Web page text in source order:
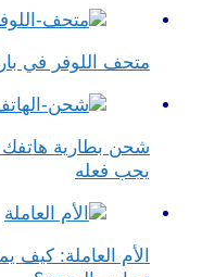
متحف اللوفر في
يجب فعله
الأم العاملة: